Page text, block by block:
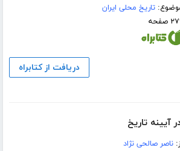
تاریخ محلی ایران
صفحه
دریافت از کتابراه
آیینه تاریخ
ناصر صالحی نژاد